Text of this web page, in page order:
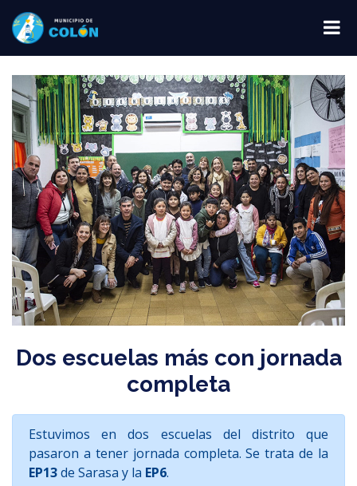
Dos escuelas más con jornada
completa
Estuvimos en dos escuelas del distrito que
pasaron a tener jornada completa. Se trata de la
EP13de Sarasa y la EP6.